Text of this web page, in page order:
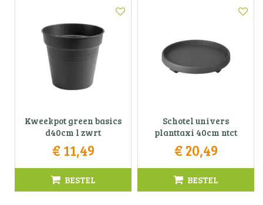
Kweekpot green basics
d40cm l zwrt
€ 11,49
BESTEL
Schotel univers
planttaxi 40cm ntct
€ 20,49
BESTEL